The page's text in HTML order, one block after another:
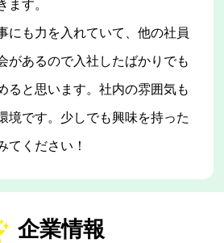
ます。
にも力を入れていて、他の社員
があるので入社したばかりでも
ると思います。社内の雰囲気も
境です。少しでも興味を持った
てください！
企業情報